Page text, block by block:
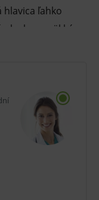
hlavica ľahko
plochy a mäkké
malú,
V ponuke
v blistri.
prispôsobiť na
nahriať v horúcej
tohto
alebo